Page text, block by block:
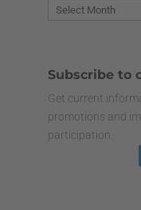
Subscribe to
Get current
promotions and
participation.